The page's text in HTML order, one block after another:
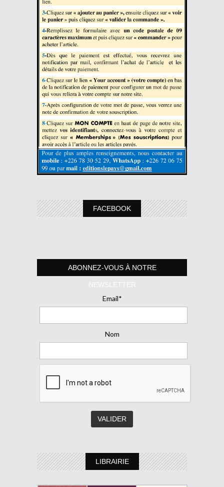
FACEBOOK
ABONNEZ-VOUS À NOTRE
NEWSLETTER
Email*
Nom
LIBRAIRIE